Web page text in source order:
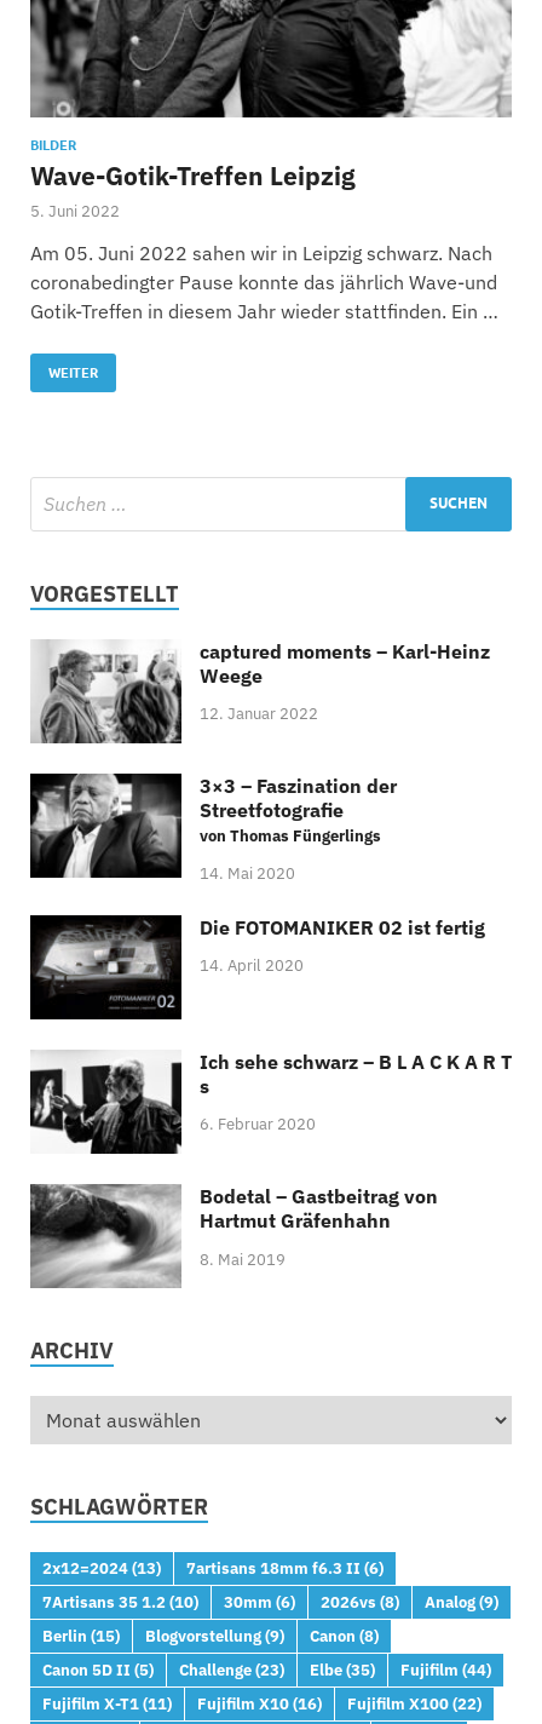
BILDER
Wave-Gotik-Treffen Leipzig
5. Juni 2022
Am 05. Juni 2022 sahen wir in Leipzig schwarz. Nach
coronabedingter Pause konnte das jährlich Wave-und
Gotik-Treffen in diesem Jahr wieder stattfinden. Ein …
WEITER
VORGESTELLT
captured moments – Karl-Heinz
Weege
12. Januar 2022
3×3 – Faszination der
Streetfotografie
von Thomas Füngerlings
14. Mai 2020
Die FOTOMANIKER 02 ist fertig
14. April 2020
Ich sehe schwarz – B L A C K A R T
s
6. Februar 2020
Bodetal – Gastbeitrag von
Hartmut Gräfenhahn
8. Mai 2019
ARCHIV
SCHLAGWÖRTER
2x12=2024(13) 7artisans 18mm f6.3 II (6)
7Artisans 35 1.2(10) 30mm (6) 2026vs (8) Analog(9)
Berlin (15) Blogvorstellung(9) Canon (8)
Canon 5D II (5) Challenge(23) Elbe(35) Fujifilm (44)
Fujifilm X-T1(11) Fujifilm X10(16) Fujifilm X100(22)